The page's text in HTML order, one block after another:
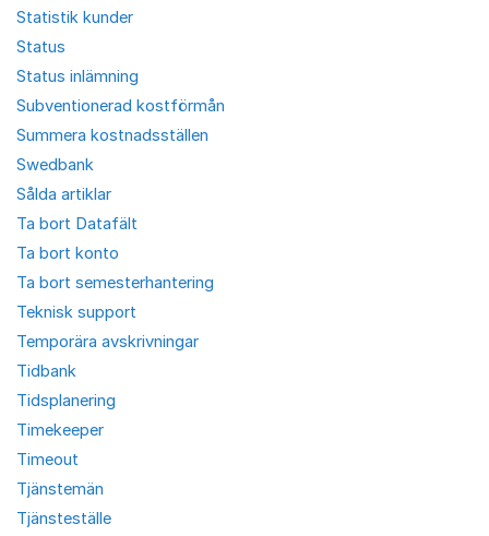
Statistik kunder
Status
Status inlämning
Subventionerad kostförmån
Summera kostnadsställen
Swedbank
Sålda artiklar
Ta bort Datafält
Ta bort konto
Ta bort semesterhantering
Teknisk support
Temporära avskrivningar
Tidbank
Tidsplanering
Timekeeper
Timeout
Tjänstemän
Tjänsteställe